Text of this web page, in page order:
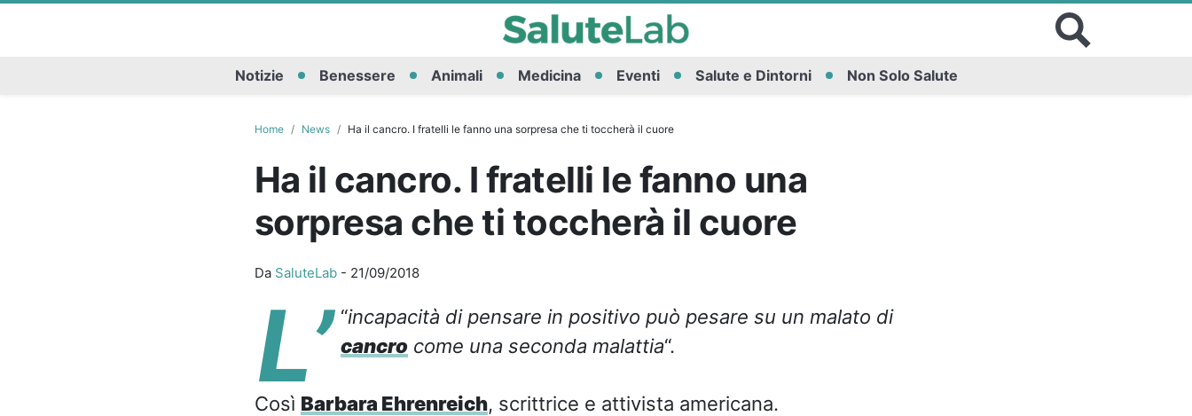
Notizie Benessere Animali Medicina Eventi Salute e Dintorni Non Solo Salute
Home News Ha il cancro. I fratelli le fanno una sorpresa che ti toccherà il cuore
Ha il cancro. I fratelli le fanno una
sorpresa che ti toccherà il cuore
Da SaluteLab- 21/09/2018
“
L’
incapacità di pensare in positivo può pesare su un malato di
cancro come una seconda malattia“.
Così Barbara Ehrenreich, scrittrice e attivista americana.